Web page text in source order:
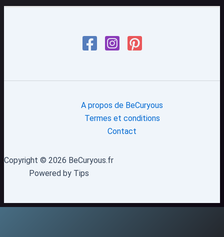
A propos de BeCuryous
Termes et conditions
Contact
Copyright © 2026 BeCuryous.fr
Powered by Tips